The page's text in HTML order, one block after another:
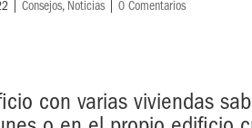
|Consejos, Noticias|0 Comentarios
con varias viviendas